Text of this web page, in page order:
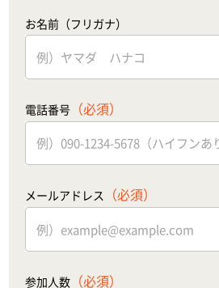
お名前（フリガナ）
電話番号 （必須）
メールアドレス （必須）
参加人数 （必須）